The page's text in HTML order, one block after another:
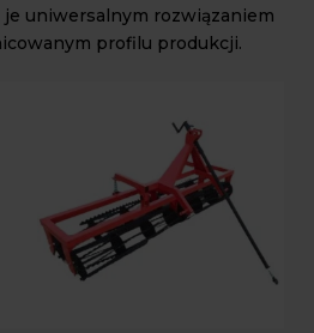
uniwersalnym rozwiązaniem
profilu produkcji.